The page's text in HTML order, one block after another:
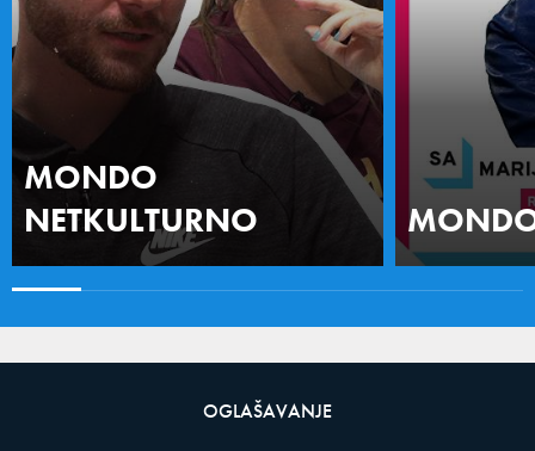
MONDO
NETKULTURNO
OGLAŠAVANJE